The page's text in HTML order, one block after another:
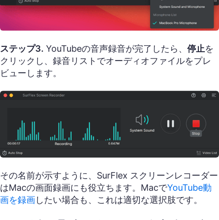
ステップ3. YouTubeの音声録音が完了したら、 停止を
クリックし、録音リストでオーディオファイルをプレ
ビューします。
その名前が示すように、SurFlex スクリーンレコーダー
はMacの画面録画にも役立ちます。MacでYouTube動
画を録画したい場合も、これは適切な選択肢です。